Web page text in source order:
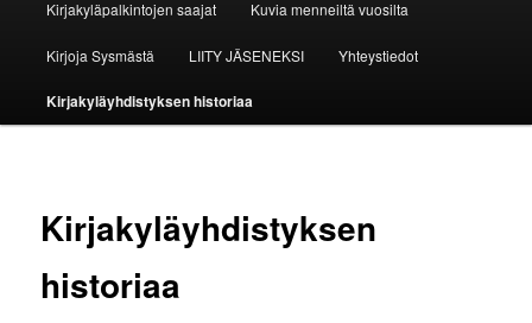
Kirjakyläpalkintojen saajat Kuvia menneiltä vuosilta
Kirjoja Sysmästä LIITY JÄSENEKSI Yhteystiedot
Kirjakyläyhdistyksen historiaa
Kirjakyläyhdistyksen
historiaa